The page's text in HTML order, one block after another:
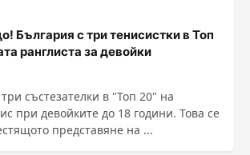
България с три тенисистки в Топ
ранглиста за девойки
състезателки в "Топ 20" на
девойките до 18 години. Това се
представяне на ...